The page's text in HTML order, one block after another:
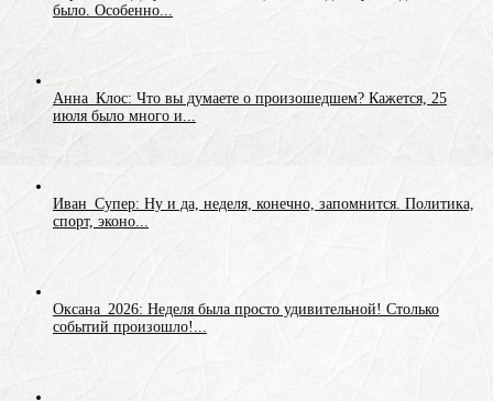
было. Особенно...
Анна_Клос: Что вы думаете о произошедшем? Кажется, 25
июля было много и...
Иван_Супер: Ну и да, неделя, конечно, запомнится. Политика,
спорт, эконо...
Оксана_2026: Неделя была просто удивительной! Столько
событий произошло!...